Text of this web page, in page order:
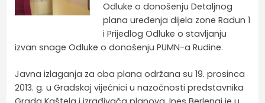
Odluke o donošenju Detaljnog
plana uređenja dijela zone Radun 1
i Prijedlog Odluke o stavljanju
izvan snage Odluke o donošenju PUMN-a Rudine.
Javna izlaganja za oba plana održana su 19. prosinca
2013. g. u Gradskoj vijećnici u nazočnosti predstavnika